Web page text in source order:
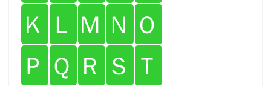
Ｋ Ｌ Ｍ Ｎ Ｏ
Ｐ Ｑ Ｒ Ｓ Ｔ